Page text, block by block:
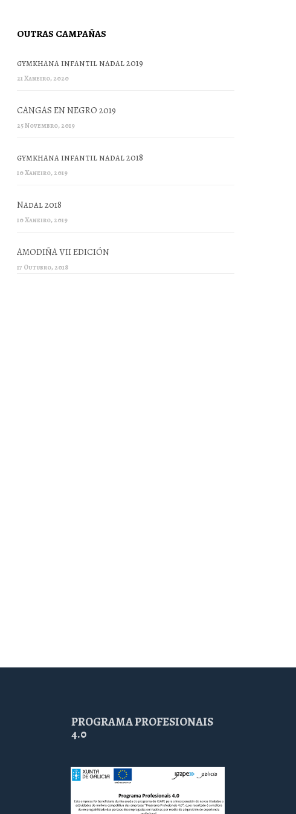
OUTRAS CAMPAÑAS
gymkhana infantil nadal 2019
21 Xaneiro, 2020
CANGAS EN NEGRO 2019
25 Novembro, 2019
gymkhana infantil nadal 2018
10 Xaneiro, 2019
Nadal 2018
10 Xaneiro, 2019
AMODIÑA VII EDICIÓN
17 Outubro, 2018
PROGRAMA PROFESIONAIS
4.0